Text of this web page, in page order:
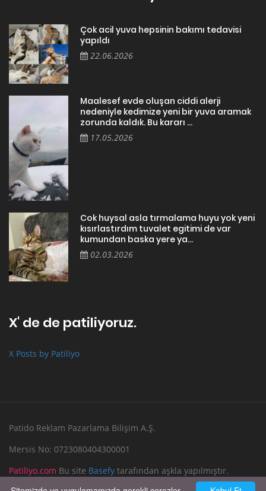
Çok acil yuva hepsinin bakımı tedavisi
yapıldı
22.06.2026
Maalesef evde oluşan ciddi alerji
nedeniyle kedimize yeni bir yuva aramak
zorunda kaldık. Bu kararı ...
17.05.2026
Cok huysal asla tırmalama huyu yok yeni
kısırlastırdım tuvalet egitimi de var
kumundan baska yere ya...
02.03.2026
X' de de patiliyoruz.
X Posts by Patiliyo
Patido Reklam Pazarlama Bilişim A.Ş.
Mersis No: 0723080404300001
Patiliyo.com Bu site Basefy tarafından aşkla yapılmıştır.